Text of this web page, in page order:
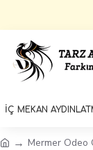
İÇ MEKAN
Mermer Odeo